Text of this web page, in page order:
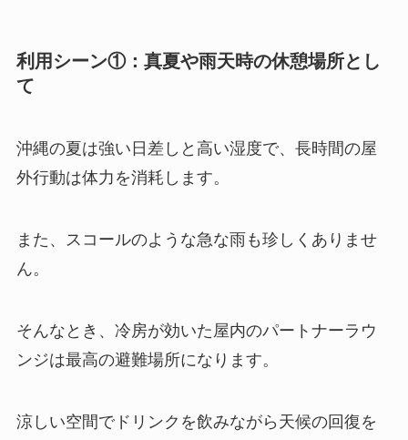
利用シーン①：真夏や雨天時の休憩場所とし
て
沖縄の夏は強い日差しと高い湿度で、長時間の屋
外行動は体力を消耗します。
また、スコールのような急な雨も珍しくありませ
ん。
そんなとき、冷房が効いた屋内のパートナーラウ
ンジは最高の避難場所になります。
涼しい空間でドリンクを飲みながら天候の回復を